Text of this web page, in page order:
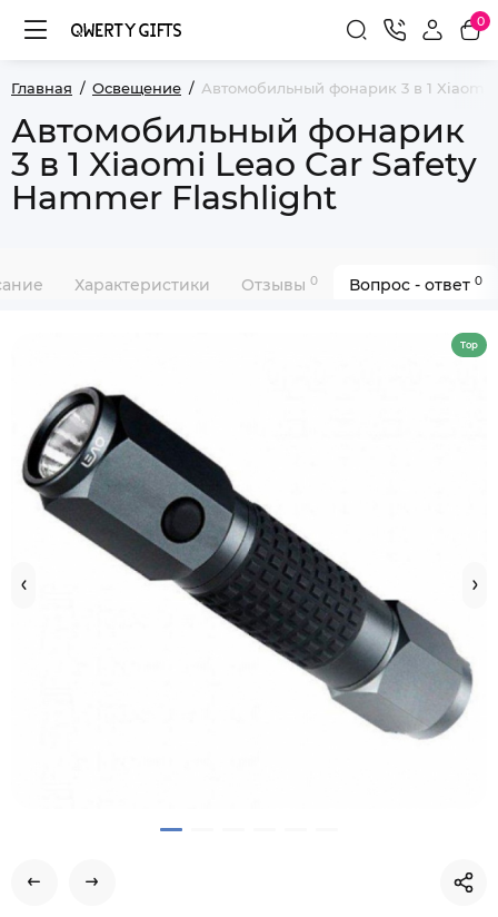
0
Главная Освещение Автомобильный фонарик 3 в 1
Автомобильный фонарик
3 в 1 Xiaomi Leao Car Safety
Hammer Flashlight
Характеристики Отзывы 0 Вопрос - ответ 0
Top